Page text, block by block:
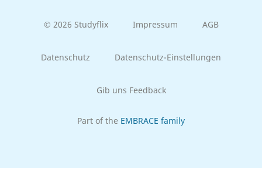
© 2026 Studyflix Impressum AGB
Datenschutz Datenschutz-Einstellungen
Gib uns Feedback
Part of the EMBRACE family